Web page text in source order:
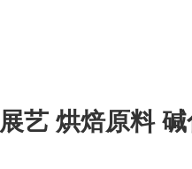
展艺 烘焙原料